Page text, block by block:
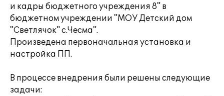
и кадры бюджетного учреждения 8" в
бюджетном учреждении "МОУ Детский дом
"Светлячок" с.Чесма".
Произведена первоначальная установка и
настройка ПП.
В процессе внедрения были решены следующие
задачи: